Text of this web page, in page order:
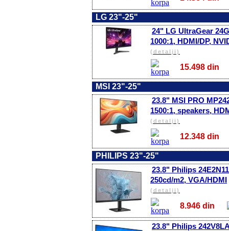
LG 23"-25"
24" LG UltraGear
1000:1, HDMI/DP,
(detalji)
15.498
MSI 23"-25"
23.8" MSI PRO
1500:1, speakers,
(detalji)
12.348
PHILIPS 23"-25"
23.8" Philips
250cd/m2, VGA/HDMI
(detalji)
8.946 din
23.8" Philips